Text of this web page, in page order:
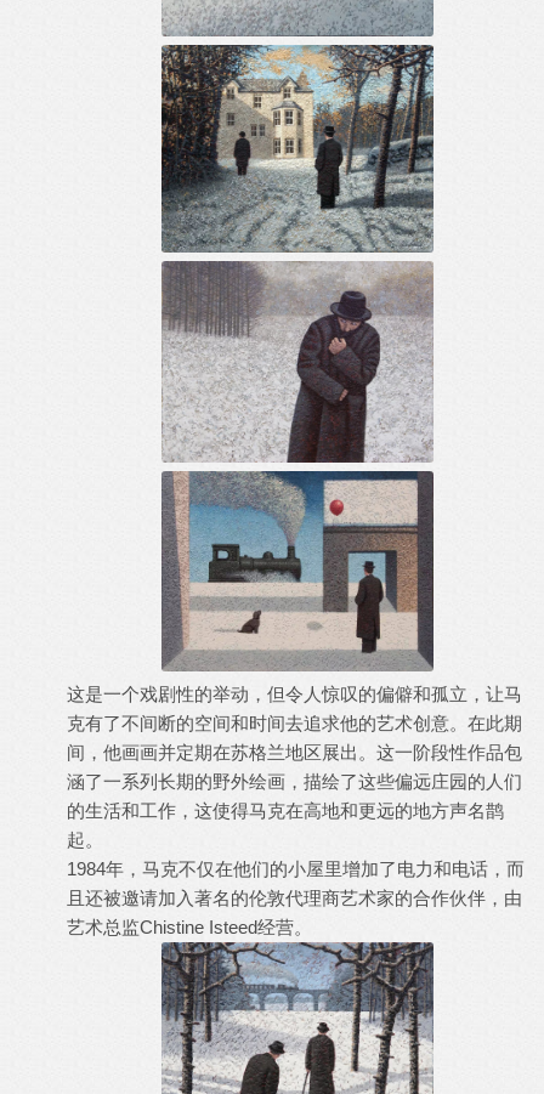
这是一个戏剧性的举动，但令人惊叹的偏僻和孤立，让马
克有了不间断的空间和时间去追求他的艺术创意。在此期
间，他画画并定期在苏格兰地区展出。这一阶段性作品包
涵了一系列长期的野外绘画，描绘了这些偏远庄园的人们
的生活和工作，这使得马克在高地和更远的地方声名鹊
起。
1984年，马克不仅在他们的小屋里增加了电力和电话，而
且还被邀请加入著名的伦敦代理商艺术家的合作伙伴，由
艺术总监Chistine Isteed经营。